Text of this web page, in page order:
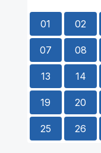
01 02
07 08
13 14
19 20
25 26